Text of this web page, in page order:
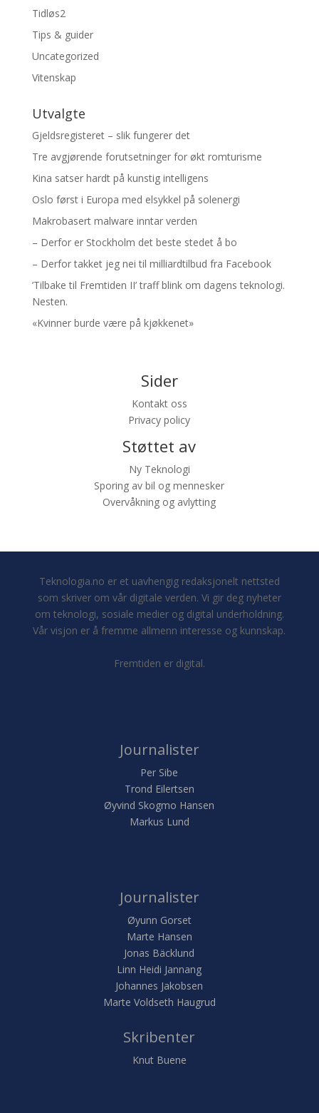
Tidløs2
Tips & guider
Uncategorized
Vitenskap
Utvalgte
Gjeldsregisteret – slik fungerer det
Tre avgjørende forutsetninger for økt romturisme
Kina satser hardt på kunstig intelligens
Oslo først i Europa med elsykkel på solenergi
Makrobasert malware inntar verden
– Derfor er Stockholm det beste stedet å bo
– Derfor takket jeg nei til milliardtilbud fra Facebook
’Tilbake til Fremtiden II’ traff blink om dagens teknologi.
Nesten.
«Kvinner burde være på kjøkkenet»
Sider
Kontakt oss
Privacy policy
Støttet av
Ny Teknologi
Sporing av bil og mennesker
Overvåkning og avlytting
Teknologia.no er et uavhengig redaksjonelt nettsted
som skriver om vår digitale verden. Vi gir deg nyheter
om teknologi, sosiale medier og digital underholdning.
Vår visjon er å fremme allmenn interesse og kunnskap.
Fremtiden er digital.
Journalister
Per Sibe
Trond Eilertsen
Øyvind Skogmo Hansen
Markus Lund
Journalister
Øyunn Gorset
Marte Hansen
Jonas Bäcklund
Linn Heidi Jannang
Johannes Jakobsen
Marte Voldseth Haugrud
Skribenter
Knut Buene